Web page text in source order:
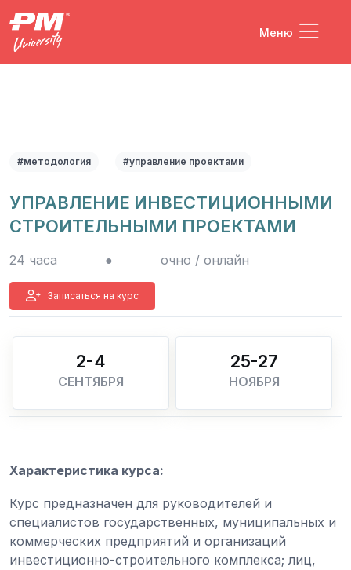
Меню
#методология #управление проектами
УПРАВЛЕНИЕ ИНВЕСТИЦИОННЫМИ
СТРОИТЕЛЬНЫМИ ПРОЕКТАМИ
24 часа ● очно / онлайн
Записаться на курс
2-4
СЕНТЯБРЯ
25-27
НОЯБРЯ
Характеристика курса:
Курс предназначен для руководителей и
специалистов государственных, муниципальных и
коммерческих предприятий и организаций
инвестиционно-строительного комплекса; лиц,